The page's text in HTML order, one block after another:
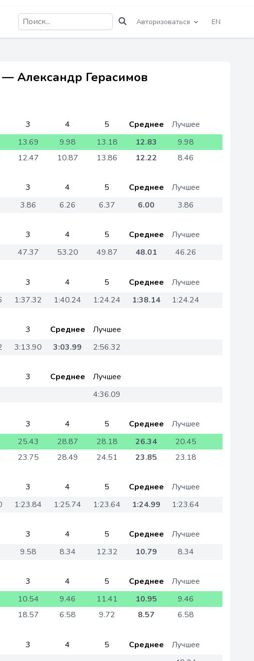
Авторизоваться EN
— Александр Герасимов
3 4 5 Среднее
Лучшее
13.69 9.98 13.18 12.83
9.98
12.47 10.87 13.86 12.22 8.46
3 4 5 Среднее
Лучшее
3.86 6.26 6.37 6.00 3.86
3 4 5 Среднее
Лучшее
47.37 53.20 49.87 48.01 46.26
3 4 5 Среднее
Лучшее
1:37.32 1:40.24 1:24.24 1:38.14 1:24.24
3 Среднее
Лучшее
3:13.90 3:03.99 2:56.32
3 Среднее
Лучшее
4:36.09
3 4 5 Среднее
Лучшее
25.43 28.87 28.18 26.34
20.45
23.75 28.49 24.51 23.85 23.18
3 4 5 Среднее
Лучшее
1:23.84 1:25.74 1:23.64 1:24.99 1:23.64
3 4 5 Среднее
Лучшее
9.58 8.34 12.32 10.79 8.34
3 4 5 Среднее
Лучшее
10.54 9.46 11.41 10.95
9.46
18.57 6.58 9.72 8.57 6.58
3 4 5 Среднее
Лучшее